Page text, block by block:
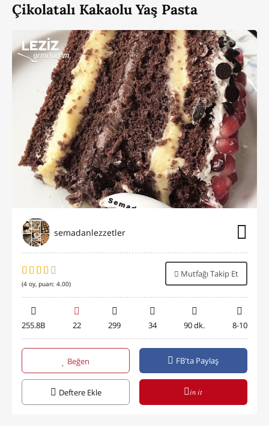
Çikolatalı Kakaolu Yaş Pasta
semadanlezzetler
(4 oy, puan: 4.00)
Mutfağı Takip Et
255.8B 22 299 34 90 dk. 8-10
Beğen FB'ta Paylaş
Deftere Ekle in it